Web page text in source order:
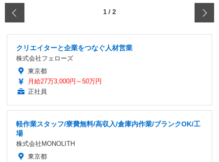
1 / 2
クリエイターと企業をつなぐ人材営業
株式会社フェローズ
東京都
月給27万3,000円～50万円
正社員
軽作業スタッフ/寮費無料/高収入/倉庫内作業/ブランクOK/工
場
株式会社MONOLITH
東京都